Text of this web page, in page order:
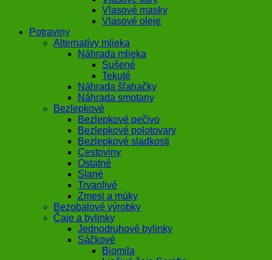
Vlasové masky
Vlasové oleje
Potraviny
Alternatívy mlieka
Náhrada mlieka
Sušené
Tekuté
Náhrada šľahačky
Náhrada smotany
Bezlepkové
Bezlepkové pečivo
Bezlepkové polotovary
Bezlepkové sladkosti
Cestoviny
Ostatné
Slané
Trvanlivé
Zmesi a múky
Bezobalové výrobky
Čaje a bylinky
Jednodruhové bylinky
Sáčkové
Biomila